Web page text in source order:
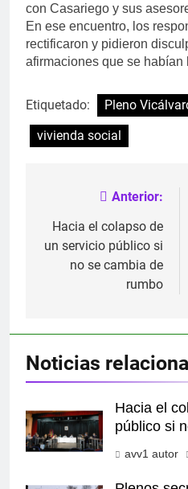
con Casariego y sus
En ese encuentro, los
rectificaron y pidieron
afirmaciones que se habían
Etiquetado: Pleno
vivienda social
Navegación
de
entradas
Anterior:
Hacia el colapso de
un servicio público si
no se cambia de
rumbo
Noticias
Hacia el
público si
avv1 autor